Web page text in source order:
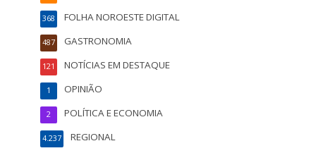
FOLHA NOROESTE DIGITAL
368
GASTRONOMIA
487
NOTÍCIAS EM DESTAQUE
121
OPINIÃO
1
POLÍTICA E ECONOMIA
2
REGIONAL
4.237